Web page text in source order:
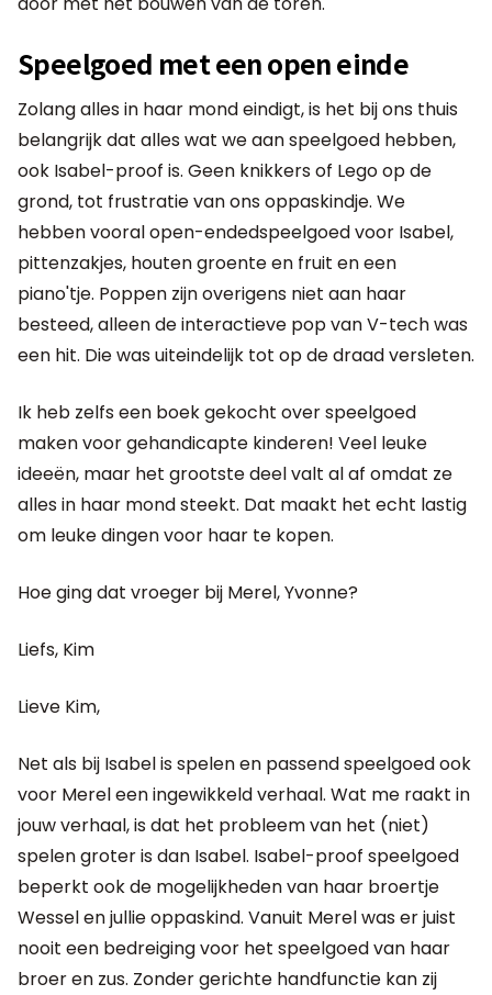
Speelgoed met een open einde
Zolang alles in haar mond eindigt, is het bij ons thuis
belangrijk dat alles wat we aan speelgoed hebben,
ook Isabel-proof is. Geen knikkers of Lego op de
grond, tot frustratie van ons oppaskindje. We
hebben vooral open-endedspeelgoed voor Isabel,
pittenzakjes, houten groente en fruit en een
piano'tje. Poppen zijn overigens niet aan haar
besteed, alleen de interactieve pop van V-tech was
een hit. Die was uiteindelijk tot op de draad versleten.
Ik heb zelfs een boek gekocht over speelgoed
maken voor gehandicapte kinderen! Veel leuke
ideeën, maar het grootste deel valt al af omdat ze
alles in haar mond steekt. Dat maakt het echt lastig
om leuke dingen voor haar te kopen.
Hoe ging dat vroeger bij Merel, Yvonne?
Liefs, Kim
Lieve Kim,
Net als bij Isabel is spelen en passend speelgoed ook
voor Merel een ingewikkeld verhaal. Wat me raakt in
jouw verhaal, is dat het probleem van het (niet)
spelen groter is dan Isabel. Isabel-proof speelgoed
beperkt ook de mogelijkheden van haar broertje
Wessel en jullie oppaskind. Vanuit Merel was er juist
nooit een bedreiging voor het speelgoed van haar
broer en zus. Zonder gerichte handfunctie kan zij